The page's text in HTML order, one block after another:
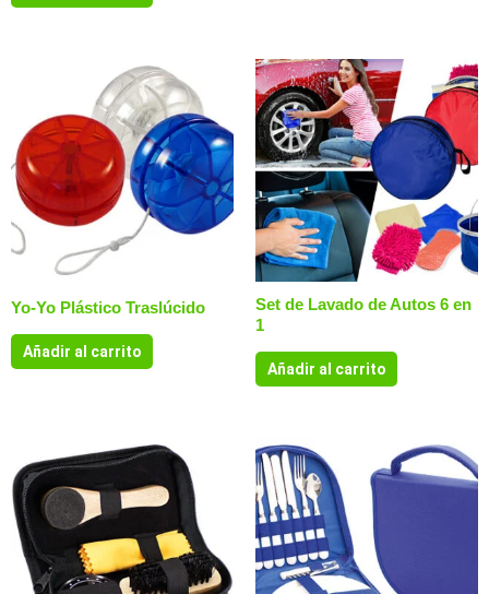
Yo-Yo Plástico Traslúcido
Añadir al carrito
Set de Lavado de Autos 6 en
1
Añadir al carrito